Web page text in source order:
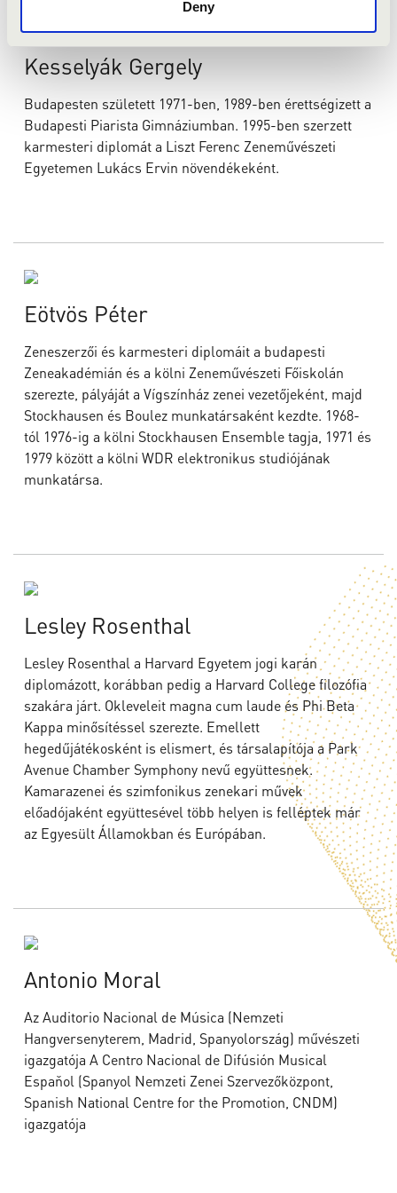
Deny
Kesselyák Gergely
Budapesten született 1971-ben, 1989-ben érettségizett a
Budapesti Piarista Gimnáziumban. 1995-ben szerzett
karmesteri diplomát a Liszt Ferenc Zeneművészeti
Egyetemen Lukács Ervin növendékeként.
Eötvös Péter
Zeneszerzői és karmesteri diplomáit a budapesti
Zeneakadémián és a kölni Zeneművészeti Főiskolán
szerezte, pályáját a Vígszínház zenei vezetőjeként, majd
Stockhausen és Boulez munkatársaként kezdte. 1968-
tól 1976-ig a kölni Stockhausen Ensemble tagja, 1971 és
1979 között a kölni WDR elektronikus studiójának
munkatársa.
Lesley Rosenthal
Lesley Rosenthal a Harvard Egyetem jogi karán
diplomázott, korábban pedig a Harvard College filozófia
szakára járt. Okleveleit magna cum laude és Phi Beta
Kappa minősítéssel szerezte. Emellett
hegedűjátékosként is elismert, és társalapítója a Park
Avenue Chamber Symphony nevű együttesnek.
Kamarazenei és szimfonikus zenekari művek
előadójaként együttesével több helyen is felléptek már
az Egyesült Államokban és Európában.
Antonio Moral
Az Auditorio Nacional de Música (Nemzeti
Hangversenyterem, Madrid, Spanyolország) művészeti
igazgatója A Centro Nacional de Difúsión Musical
Espaňol (Spanyol Nemzeti Zenei Szervezőközpont,
Spanish National Centre for the Promotion, CNDM)
igazgatója